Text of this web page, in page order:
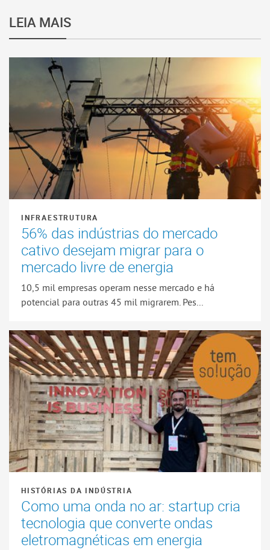
LEIA MAIS
INFRAESTRUTURA
56% das indústrias do mercado
cativo desejam migrar para o
mercado livre de energia
10,5 mil empresas operam nesse mercado e há
potencial para outras 45 mil migrarem. Pes...
HISTÓRIAS DA INDÚSTRIA
Como uma onda no ar: startup cria
tecnologia que converte ondas
eletromagnéticas em energia